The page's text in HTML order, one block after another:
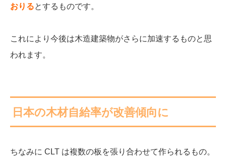
おりるとするものです。
これにより今後は木造建築物がさらに加速するものと思
われます。
日本の木材自給率が改善傾向に
ちなみに CLT は複数の板を張り合わせて作られるもの。